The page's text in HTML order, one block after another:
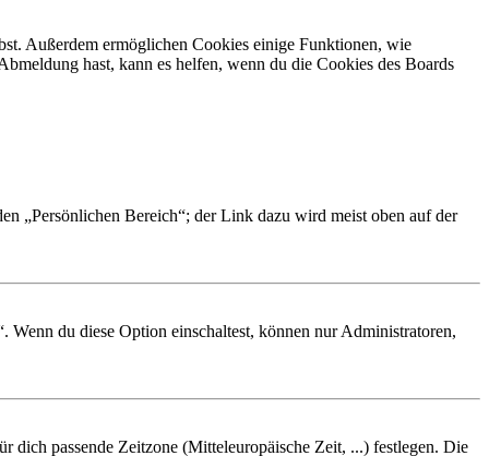
Außerdem ermöglichen Cookies einige Funktionen, wie
hast, kann es helfen, wenn du die Cookies des Boards
„Persönlichen Bereich“; der Link dazu wird meist oben auf der
du diese Option einschaltest, können nur Administratoren,
dich passende Zeitzone (Mitteleuropäische Zeit, ...) festlegen. Die